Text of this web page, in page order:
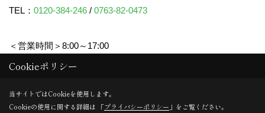
TEL： 0120-384-246 / 0763-82-0473
＜営業時間＞8:00～17:00
＜定休日＞水曜日・祝日
Copyright (c) mizukami. All Rights Reserved.
Cookieポリシー
当サイトではCookieを使用します。
Cookieの使用に関する詳細は 「プライバシーポリシー 」をご覧ください。